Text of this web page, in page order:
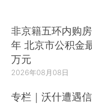
非京籍五环内购
年 北京市公积金
万元
2026年08月08日
专栏｜沃什遭遇